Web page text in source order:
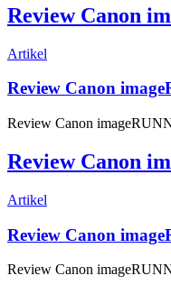
Review Canon
Artikel
Review Canon
Review Canon
Review Canon
Artikel
Review Canon
Review Canon